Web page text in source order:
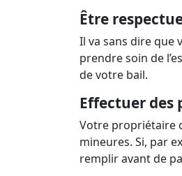
Être
Il va sans dire que
prendre soin de
de votre bail.
Effectuer des
Votre propriétaire
mineures. Si, par
remplir avant de